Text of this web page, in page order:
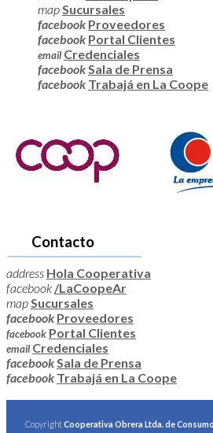
mapSucursales
facebook Proveedores
facebook Portal Clientes
email Credenciales
facebookSala de Prensa
facebook Trabajá en La Coope
Contacto
address Hola Cooperativa
facebook /LaCoopeAr
mapSucursales
facebook Proveedores
facebook Portal Clientes
email Credenciales
facebookSala de Prensa
facebook Trabajá en La Coope
CopyrightCooperativa Obrera Ltda. de